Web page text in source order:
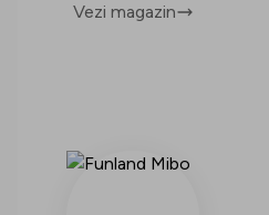
Vezi magazin